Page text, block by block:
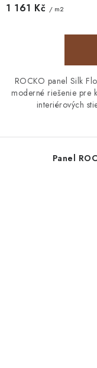
1 161 Kč / m2
ROCKO panel Silk
moderné riešenie pre
interiérových
Panel